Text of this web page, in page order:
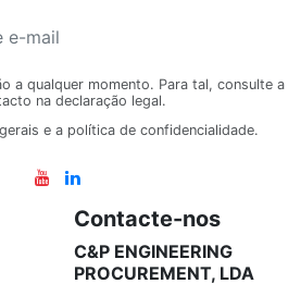
a qualquer momento. Para tal, consulte a
na declaração legal.
e a política de confidencialidade.
Contacte-nos
C&P ENGINEERING
PROCUREMENT, LDA